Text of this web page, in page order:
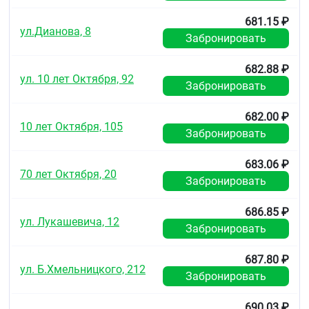
ул.Дианова, 8
681.15 ₽
Забронировать
ул. 10 лет Октября, 92
682.88 ₽
Забронировать
10 лет Октября, 105
682.00 ₽
Забронировать
70 лет Октября, 20
683.06 ₽
Забронировать
ул. Лукашевича, 12
686.85 ₽
Забронировать
ул. Б.Хмельницкого, 212
687.80 ₽
Забронировать